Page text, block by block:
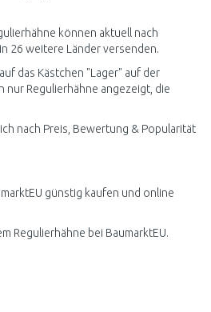
können aktuell nach
26 weitere Länder versenden.
das Kästchen "Lager" auf der
nur Regulierhähne angezeigt, die
nach Preis, Bewertung & Popularität
günstig kaufen und online
Regulierhähne bei BaumarktEU.